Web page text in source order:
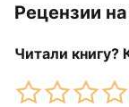
Рецензии
Читали книгу?